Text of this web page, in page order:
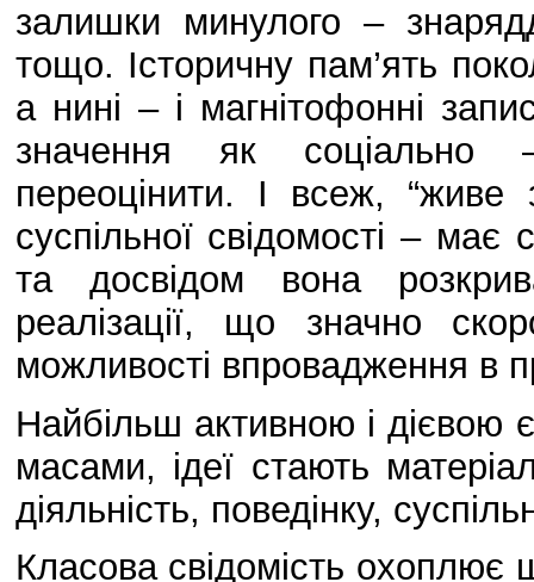
залишки минулого –
тощо. Історичну пам’ять
а нині – і магнітофонні
значення як соціально
переоцінити. І всеж, “живе
суспільної свідомості – має
та досвідом вона
реалізації, що значно
можливості впровадження в
Найбільш активною і дієвою
масами, ідеї стають
діяльність, поведінку,
Класова свідомість охоплює